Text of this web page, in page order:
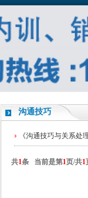
沟通技巧
《沟通技巧与关系处
共1条 当前是第1页/共1